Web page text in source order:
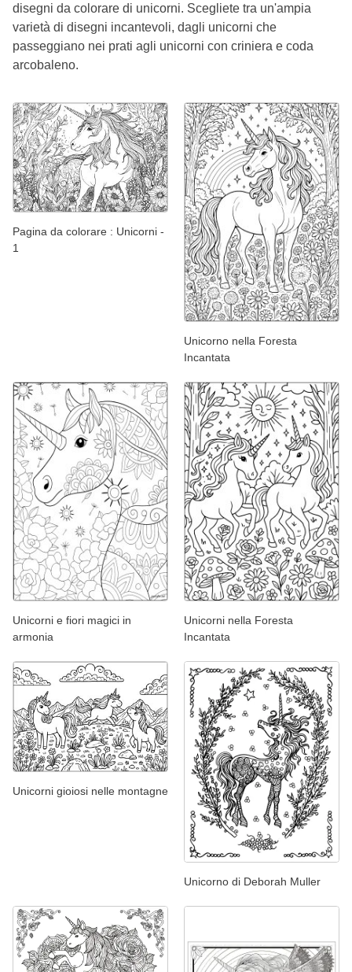
disegni da colorare di unicorni. Scegliete tra un'ampia
varietà di disegni incantevoli, dagli unicorni che
passeggiano nei prati agli unicorni con criniera e coda
arcobaleno.
Pagina da colorare : Unicorni -
1
Unicorno nella Foresta
Incantata
Unicorni e fiori magici in
armonia
Unicorni nella Foresta
Incantata
Unicorni gioiosi nelle montagne
Unicorno di Deborah Muller